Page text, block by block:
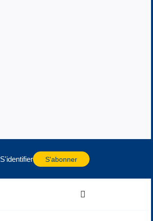
S'identifier S'abonner